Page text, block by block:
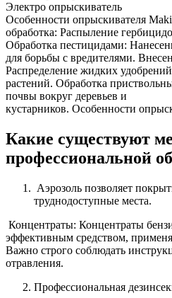
Электро опрыскиватель
Особенности опрыскивателя
обработка: Распыление
Обработка пестицидами:
для борьбы с вредителями.
Распределение жидких
растений. Обработка
почвы вокруг деревьев и
кустарников. Особенности
Какие существуют
профессиональной
Аэрозоль позволяет
труднодоступные места.
Концентраты: Концентраты
эффективным средством,
Важно строго соблюдать
отравления.
Профессиональная